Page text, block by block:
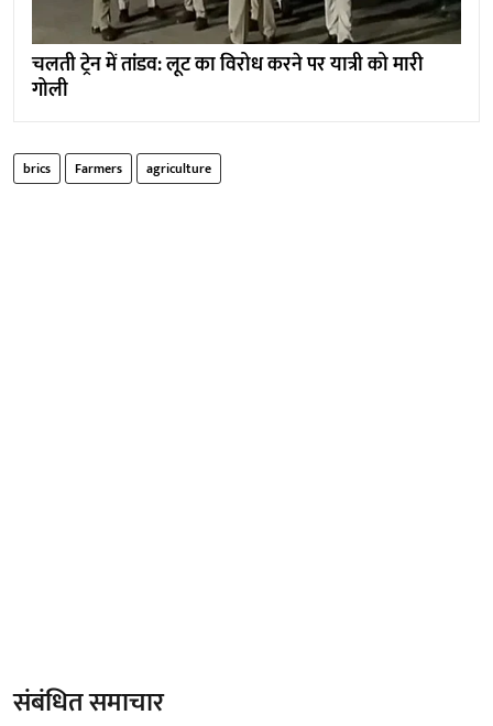
चलती ट्रेन में तांडव: लूट का विरोध करने पर यात्री को मारी
गोली
brics Farmers agriculture
संबंधित समाचार